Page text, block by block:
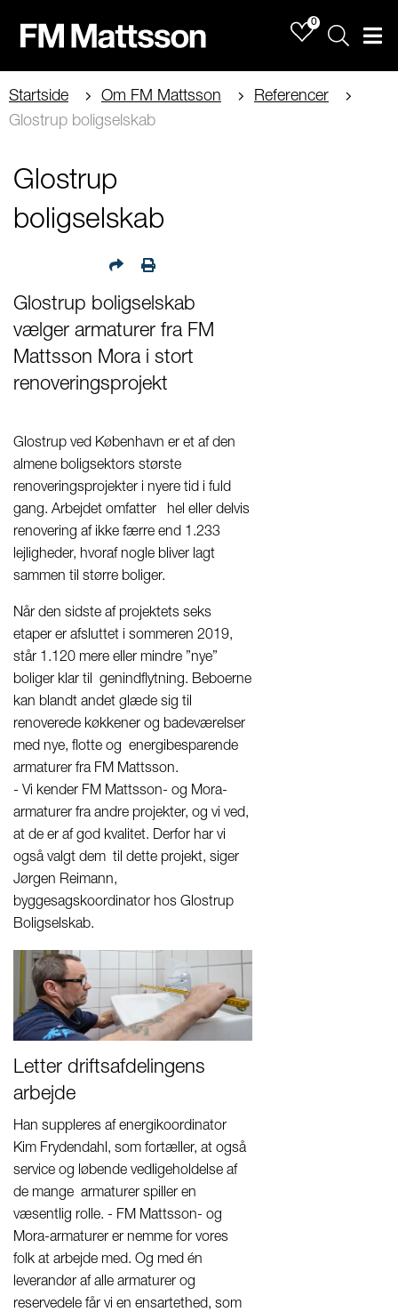
0
Sök
Startside Om FM Mattsson
Referencer
Glostrup boligselskab
Glostrup
boligselskab
Glostrup boligselskab
vælger armaturer fra FM
Mattsson Mora i stort
renoveringsprojekt
Glostrup ved København er et af den
almene boligsektors største
renoveringsprojekter i nyere tid i fuld
gang. Arbejdet omfatter hel eller delvis
renovering af ikke færre end 1.233
lejligheder, hvoraf nogle bliver lagt
sammen til større boliger.
Når den sidste af projektets seks
etaper er afsluttet i sommeren 2019,
står 1.120 mere eller mindre ”nye”
boliger klar til genindflytning. Beboerne
kan blandt andet glæde sig til
renoverede køkkener og badeværelser
med nye, flotte og energibesparende
armaturer fra FM Mattsson.
- Vi kender FM Mattsson- og Mora-
armaturer fra andre projekter, og vi ved,
at de er af god kvalitet. Derfor har vi
også valgt dem til dette projekt, siger
Jørgen Reimann,
byggesagskoordinator hos Glostrup
Boligselskab.
Letter driftsafdelingens
arbejde
Han suppleres af energikoordinator
Kim Frydendahl, som fortæller, at også
service og løbende vedligeholdelse af
de mange armaturer spiller en
væsentlig rolle. - FM Mattsson- og
Mora-armaturer er nemme for vores
folk at arbejde med. Og med én
leverandør af alle armaturer og
reservedele får vi en ensartethed, som